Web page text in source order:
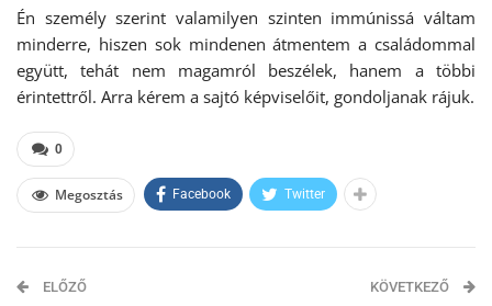
Én személy szerint valamilyen szinten immúnissá váltam
minderre, hiszen sok mindenen átmentem a családommal
együtt, tehát nem magamról beszélek, hanem a többi
érintettről. Arra kérem a sajtó képviselőit, gondoljanak rájuk.
0
Megosztás Facebook Twitter
ELŐZŐ KÖVETKEZŐ